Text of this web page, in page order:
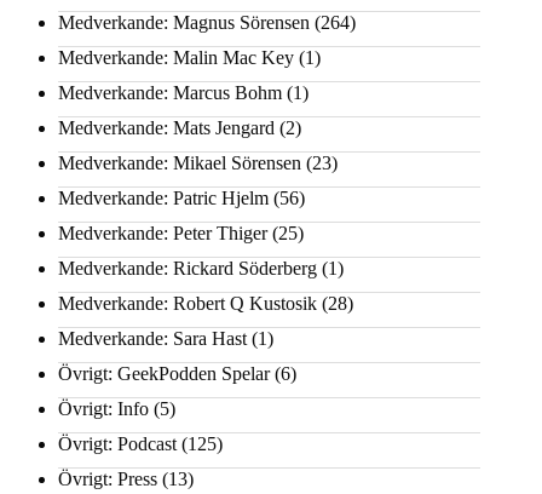
Medverkande: Magnus Sörensen (264)
Medverkande: Malin Mac Key (1)
Medverkande: Marcus Bohm (1)
Medverkande: Mats Jengard (2)
Medverkande: Mikael Sörensen (23)
Medverkande: Patric Hjelm (56)
Medverkande: Peter Thiger(25)
Medverkande: Rickard Söderberg (1)
Medverkande: Robert Q Kustosik (28)
Medverkande: Sara Hast (1)
Övrigt: GeekPodden Spelar(6)
Övrigt: Info (5)
Övrigt: Podcast (125)
Övrigt: Press (13)